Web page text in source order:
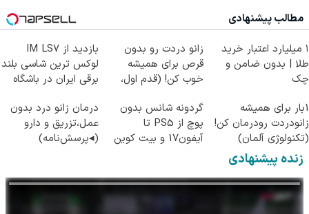
مطالب پیشنهادی
۱ میلیارد اعتبار خرید
طلا | بدون ضامن و
چک
زانو دردت رو بدون
قرص برای همیشه
خوب کن! (قدم اول،
بازدید از IM LS7
لوکس ترین شاسی بلند
برقی ایران در باشگاه
1بار برای همیشه
زانودردت رودرمان کن!
(تکنولوژی آلمان)
◂پرسشنامه▸
گردونه شانس بدون
پوچ از PS5 تا
آیفون17 و بیت کوین
درمان زانو درد بدون
عمل،تزریق و دارو
(◂پرسش‌نامه)
زنده پیشنهادی